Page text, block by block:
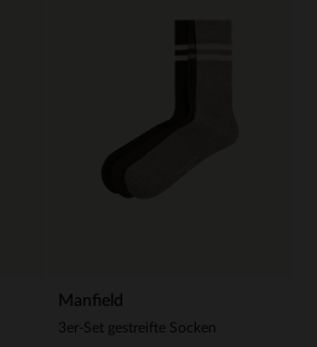
Manfield
3er-Set gestreifte Socken